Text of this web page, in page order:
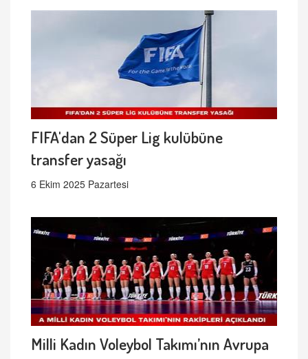
FIFA'dan 2 Süper Lig kulübüne
transfer yasağı
6 Ekim 2025 Pazartesi
Milli Kadın Voleybol Takımı’nın Avrupa